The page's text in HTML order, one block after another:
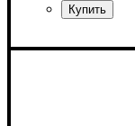
Ширина: 295 см